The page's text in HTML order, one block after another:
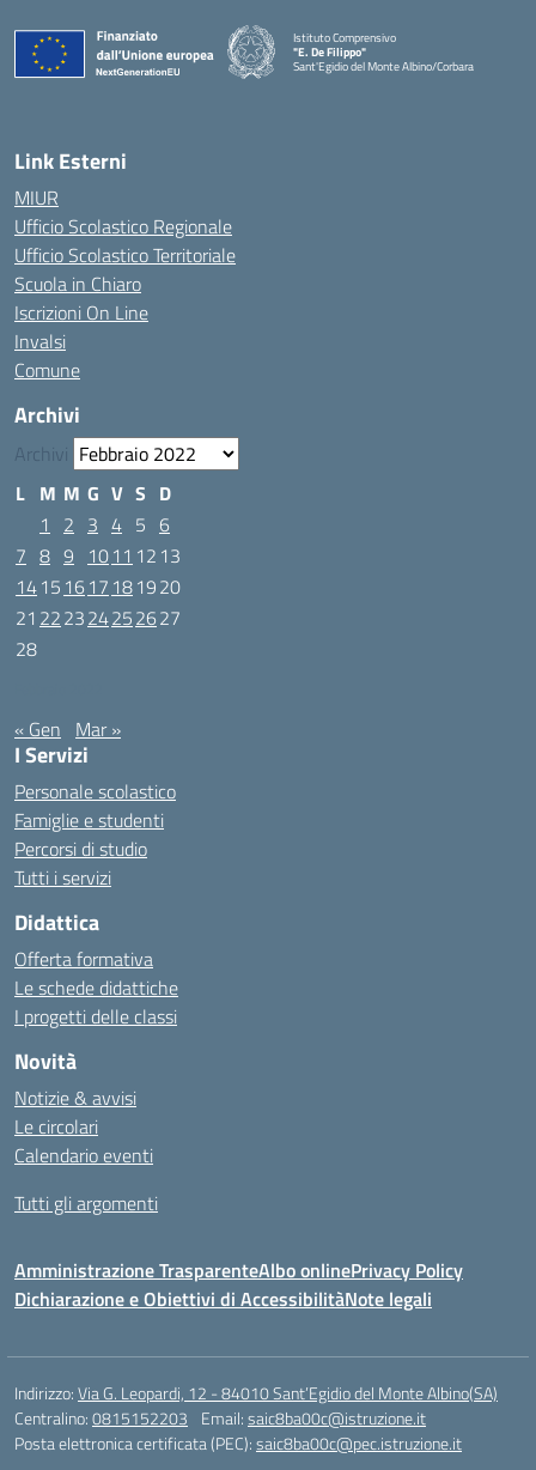
Istituto Comprensivo
"E. De Filippo"
Sant'Egidio del Monte Albino/Corbara
Link Esterni
MIUR
Ufficio Scolastico Regionale
Ufficio Scolastico Territoriale
Scuola in Chiaro
Iscrizioni On Line
Invalsi
Comune
Archivi
Archivi
L M M G V S D
1
2 3 4 5 6
7 8 9 1011 12 13
1415 1617 181920
21 222324252627
28
« Gen Mar »
I Servizi
Personale scolastico
Famiglie e studenti
Percorsi di studio
Tutti i servizi
Didattica
Offerta formativa
Le schede didattiche
I progetti delle classi
Novità
Notizie & avvisi
Le circolari
Calendario eventi
Tutti gli argomenti
Amministrazione TrasparenteAlbo onlinePrivacy Policy
Dichiarazione e Obiettivi di AccessibilitàNote legali
Indirizzo:Via G. Leopardi, 12 - 84010 Sant’Egidio del Monte Albino(SA)
Centralino:0815152203 Email:saic8ba00c@istruzione.it
Posta elettronica certificata (PEC):saic8ba00c@pec.istruzione.it